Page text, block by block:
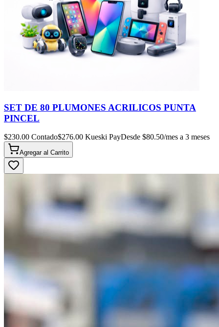
SET DE 80 PLUMONES ACRILICOS PUNTA
PINCEL
$230.00 Contado$276.00 Kueski PayDesde $80.50/mes a 3 meses
Agregar al Carrito